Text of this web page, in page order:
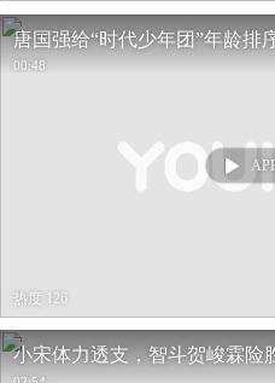
唐国强给“时代少年团”年龄排
00:48
热度 126
小宋体力透支，智斗贺峻霖险